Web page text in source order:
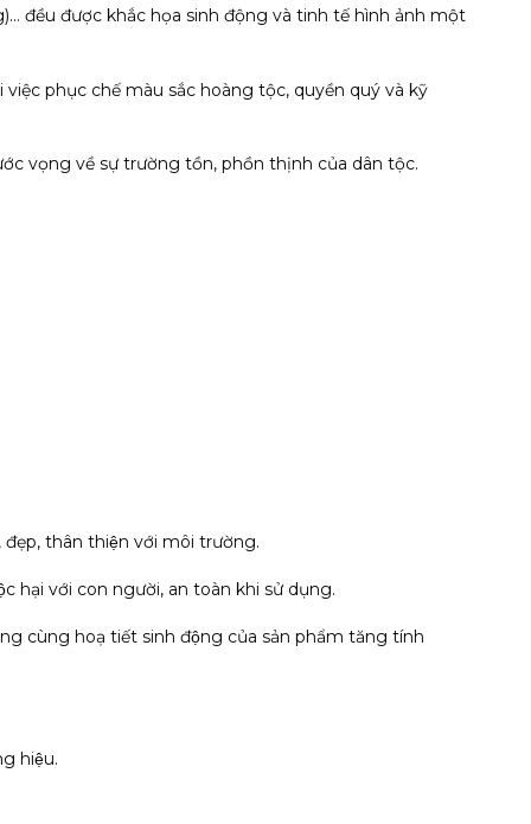
đều được khắc họa sinh động và tinh tế hình ảnh một
phục chế màu sắc hoàng tộc, quyền quý và kỹ
vọng về sự trường tồn, phồn thịnh của dân tộc.
thân thiện với môi trường.
hại với con người, an toàn khi sử dụng.
cùng hoạ tiết sinh động của sản phẩm tăng tính
hiệu.